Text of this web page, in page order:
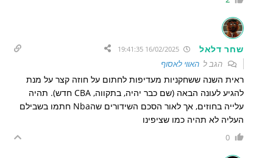
שחר דלאל 16/02/2025 19:41:35
הגב להאווי לאסוף
ראית השנה ששחקניות מעדיפות לחתום על חוזה קצר על מנת
להגיע לעונה הבאה (שם כבר יהיה, בתקווה, CBA חדש). תהיה
עלייה בחוזים, אך לאור הסכם השידורים שהNba חתמו בשבילם
העליה לא תהיה כמו שציפינו
0